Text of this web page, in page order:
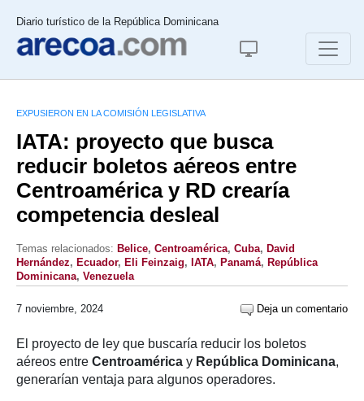
Diario turístico de la República Dominicana
EXPUSIERON EN LA COMISIÓN LEGISLATIVA
IATA: proyecto que busca
reducir boletos aéreos entre
Centroamérica y RD crearía
competencia desleal
Temas relacionados: Belice, Centroamérica, Cuba, David
Hernández, Ecuador, Eli Feinzaig, IATA, Panamá, República
Dominicana, Venezuela
7 noviembre, 2024 Deja un comentario
El proyecto de ley que buscaría reducir los boletos
aéreos entre Centroamérica y República Dominicana,
generarían ventaja para algunos operadores.